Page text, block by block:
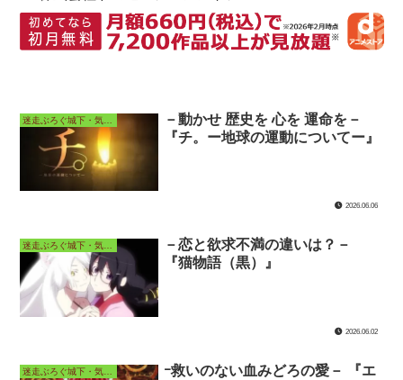
－動かせ 歴史を 心を 運命を－
『チ。ー地球の運動についてー』
2026.06.06
迷走ぶろぐ城下・気ままなアニメ長屋
－恋と欲求不満の違いは？－
『猫物語（黒）』
2026.06.02
ｰ救いのない血みどろの愛－ 『エ